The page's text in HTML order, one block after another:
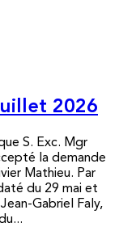
2026
S. Exc. Mgr
la demande
Mathieu. Par
du 29 mai et
Gabriel Faly,